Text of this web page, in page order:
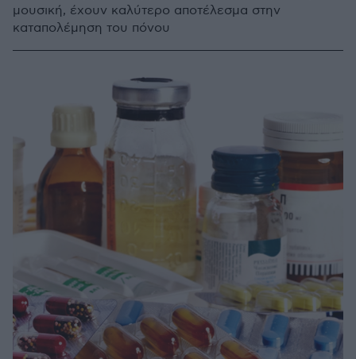
μουσική, έχουν καλύτερο αποτέλεσμα στην
καταπολέμηση του πόνου